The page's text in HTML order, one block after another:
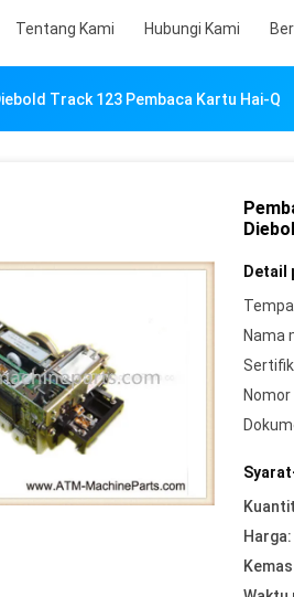
Tentang Kami Hubungi Kami
Track 123 Pembaca Kartu Hai-Q
Detail
Nama
Harga: